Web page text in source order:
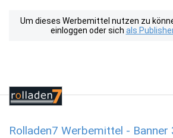
Um dieses Werbemittel nutzen zu
einloggen oder sich als
Rolladen7 Werbemittel - Banner